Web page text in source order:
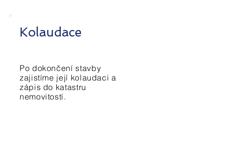
Kolaudace
Po dokončení stavby
zajistíme její kolaudaci a
zápis do katastru
nemovitostí.